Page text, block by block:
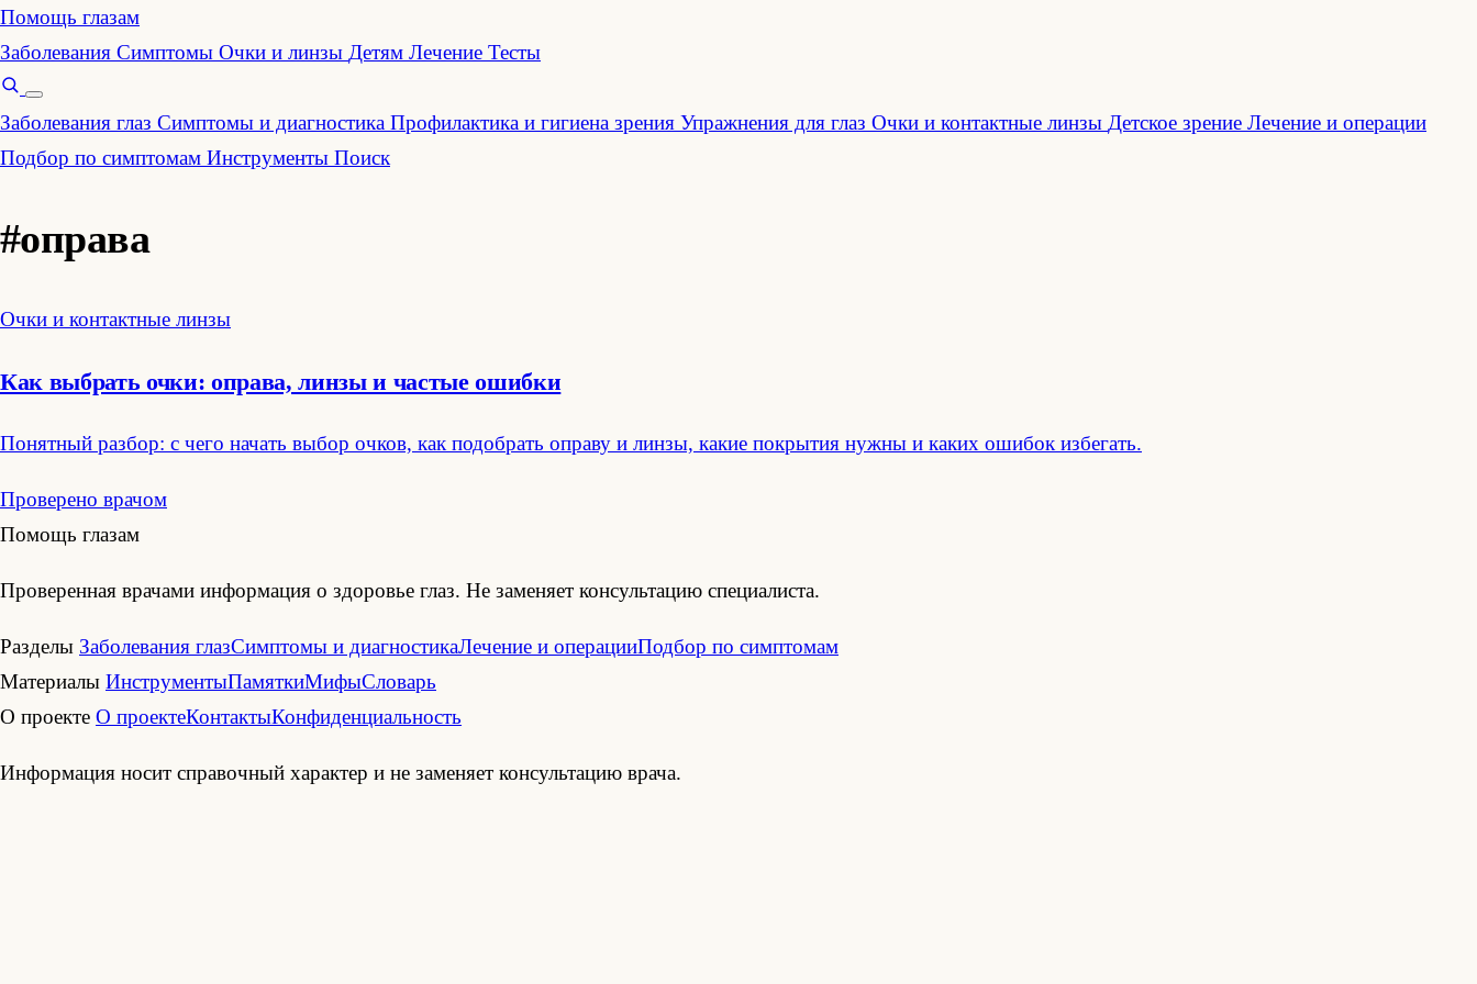
Помощь глазам
Заболевания Симптомы Очки и линзы Детям Лечение Тесты
Заболевания глаз Симптомы и диагностика Профилактика и гигиена зрения Упражнения для глаз Очки и контактные линзы Детское зрение Лечение и операции
Подбор по симптомам Инструменты Поиск
#оправа
Очки и контактные линзы
Как выбрать очки: оправа, линзы и частые ошибки
Понятный разбор: с чего начать выбор очков, как подобрать оправу и линзы, какие покрытия нужны и каких ошибок избегать.
Проверено врачом
Помощь глазам
Проверенная врачами информация о здоровье глаз. Не заменяет консультацию специалиста.
Разделы Заболевания глазСимптомы и диагностикаЛечение и операцииПодбор по симптомам
Материалы ИнструментыПамяткиМифыСловарь
О проекте О проектеКонтактыКонфиденциальность
Информация носит справочный характер и не заменяет консультацию врача.